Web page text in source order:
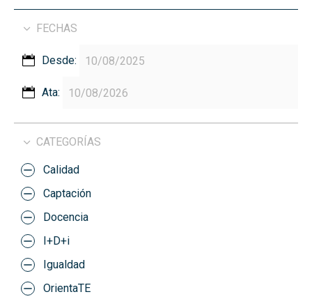
FECHAS
Desde:
Ata:
CATEGORÍAS
Calidad
Captación
Docencia
I+D+i
Igualdad
OrientaTE